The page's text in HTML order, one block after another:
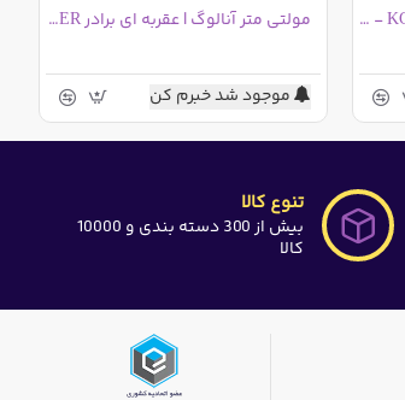
تیغ یدکی کاتر بزرگ مارک KCWON - بسته 10 عددی مولتی متر آنالوگ | عقربه ای برادر BROTHER
موجود شد خبرم کن
تنوع کالا
بیش از 300 دسته بندی و 10000
کالا